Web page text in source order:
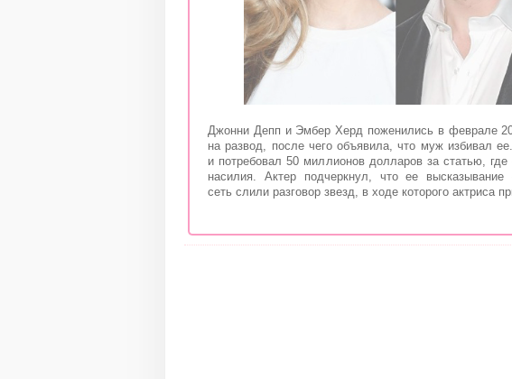
Джонни Депп и Эмбер Херд поженились в феврале
на развод, после чего объявила, что муж избивал
и потребовал 50 миллионов долларов за статью,
насилия. Актер подчеркнул, что ее
сеть слили разговор звезд, в ходе которого актриса